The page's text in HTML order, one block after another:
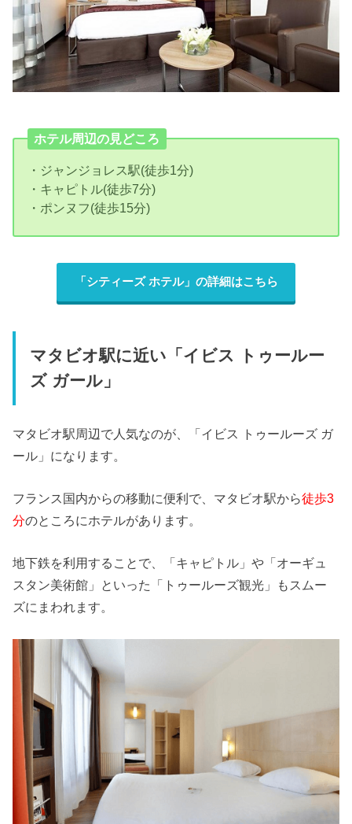
ホテル周辺の見どころ
・ジャンジョレス駅(徒歩1分)
・キャピトル(徒歩7分)
・ポンヌフ(徒歩15分)
「シティーズ ホテル」の詳細はこちら
マタビオ駅に近い「イビス トゥールー
ズ ガール」
マタビオ駅周辺で人気なのが、「イビス トゥールーズ ガ
ール」になります。
フランス国内からの移動に便利で、マタビオ駅から徒歩3
分のところにホテルがあります。
地下鉄を利用することで、「キャピトル」や「オーギュ
スタン美術館」といった「トゥールーズ観光」もスムー
ズにまわれます。